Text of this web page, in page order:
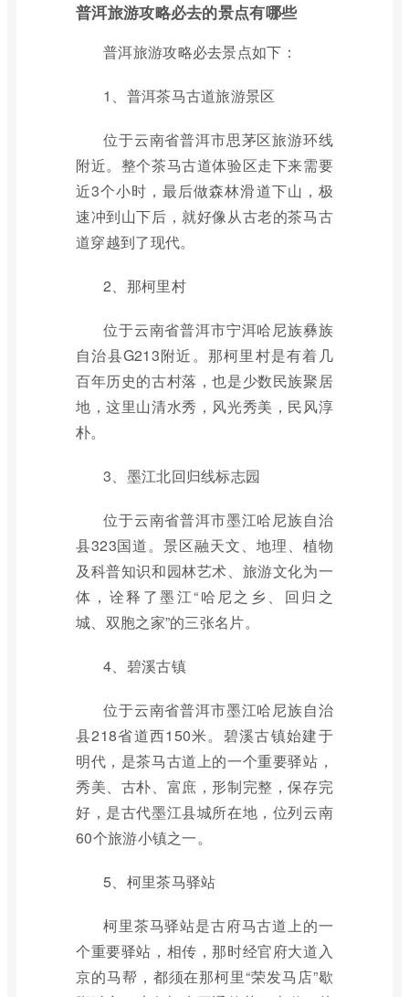
普洱旅游攻略必去的景点有哪些
普洱旅游攻略必去景点如下：
1、普洱茶马古道旅游景区
位于云南省普洱市思茅区旅游环线
附近。整个茶马古道体验区走下来需要
近3个小时，最后做森林滑道下山，极
速冲到山下后，就好像从古老的茶马古
道穿越到了现代。
2、那柯里村
位于云南省普洱市宁洱哈尼族彝族
自治县G213附近。那柯里村是有着几
百年历史的古村落，也是少数民族聚居
地，这里山清水秀，风光秀美，民风淳
朴。
3、墨江北回归线标志园
位于云南省普洱市墨江哈尼族自治
县323国道。景区融天文、地理、植物
及科普知识和园林艺术、旅游文化为一
体，诠释了墨江“哈尼之乡、回归之
城、双胞之家”的三张名片。
4、碧溪古镇
位于云南省普洱市墨江哈尼族自治
县218省道西150米。碧溪古镇始建于
明代，是茶马古道上的一个重要驿站，
秀美、古朴、富庶，形制完整，保存完
好，是古代墨江县城所在地，位列云南
60个旅游小镇之一。
5、柯里茶马驿站
柯里茶马驿站是古府马古道上的一
个重要驿站，相传，那时经官府大道入
京的马帮，都须在那柯里“荣发马店”歇